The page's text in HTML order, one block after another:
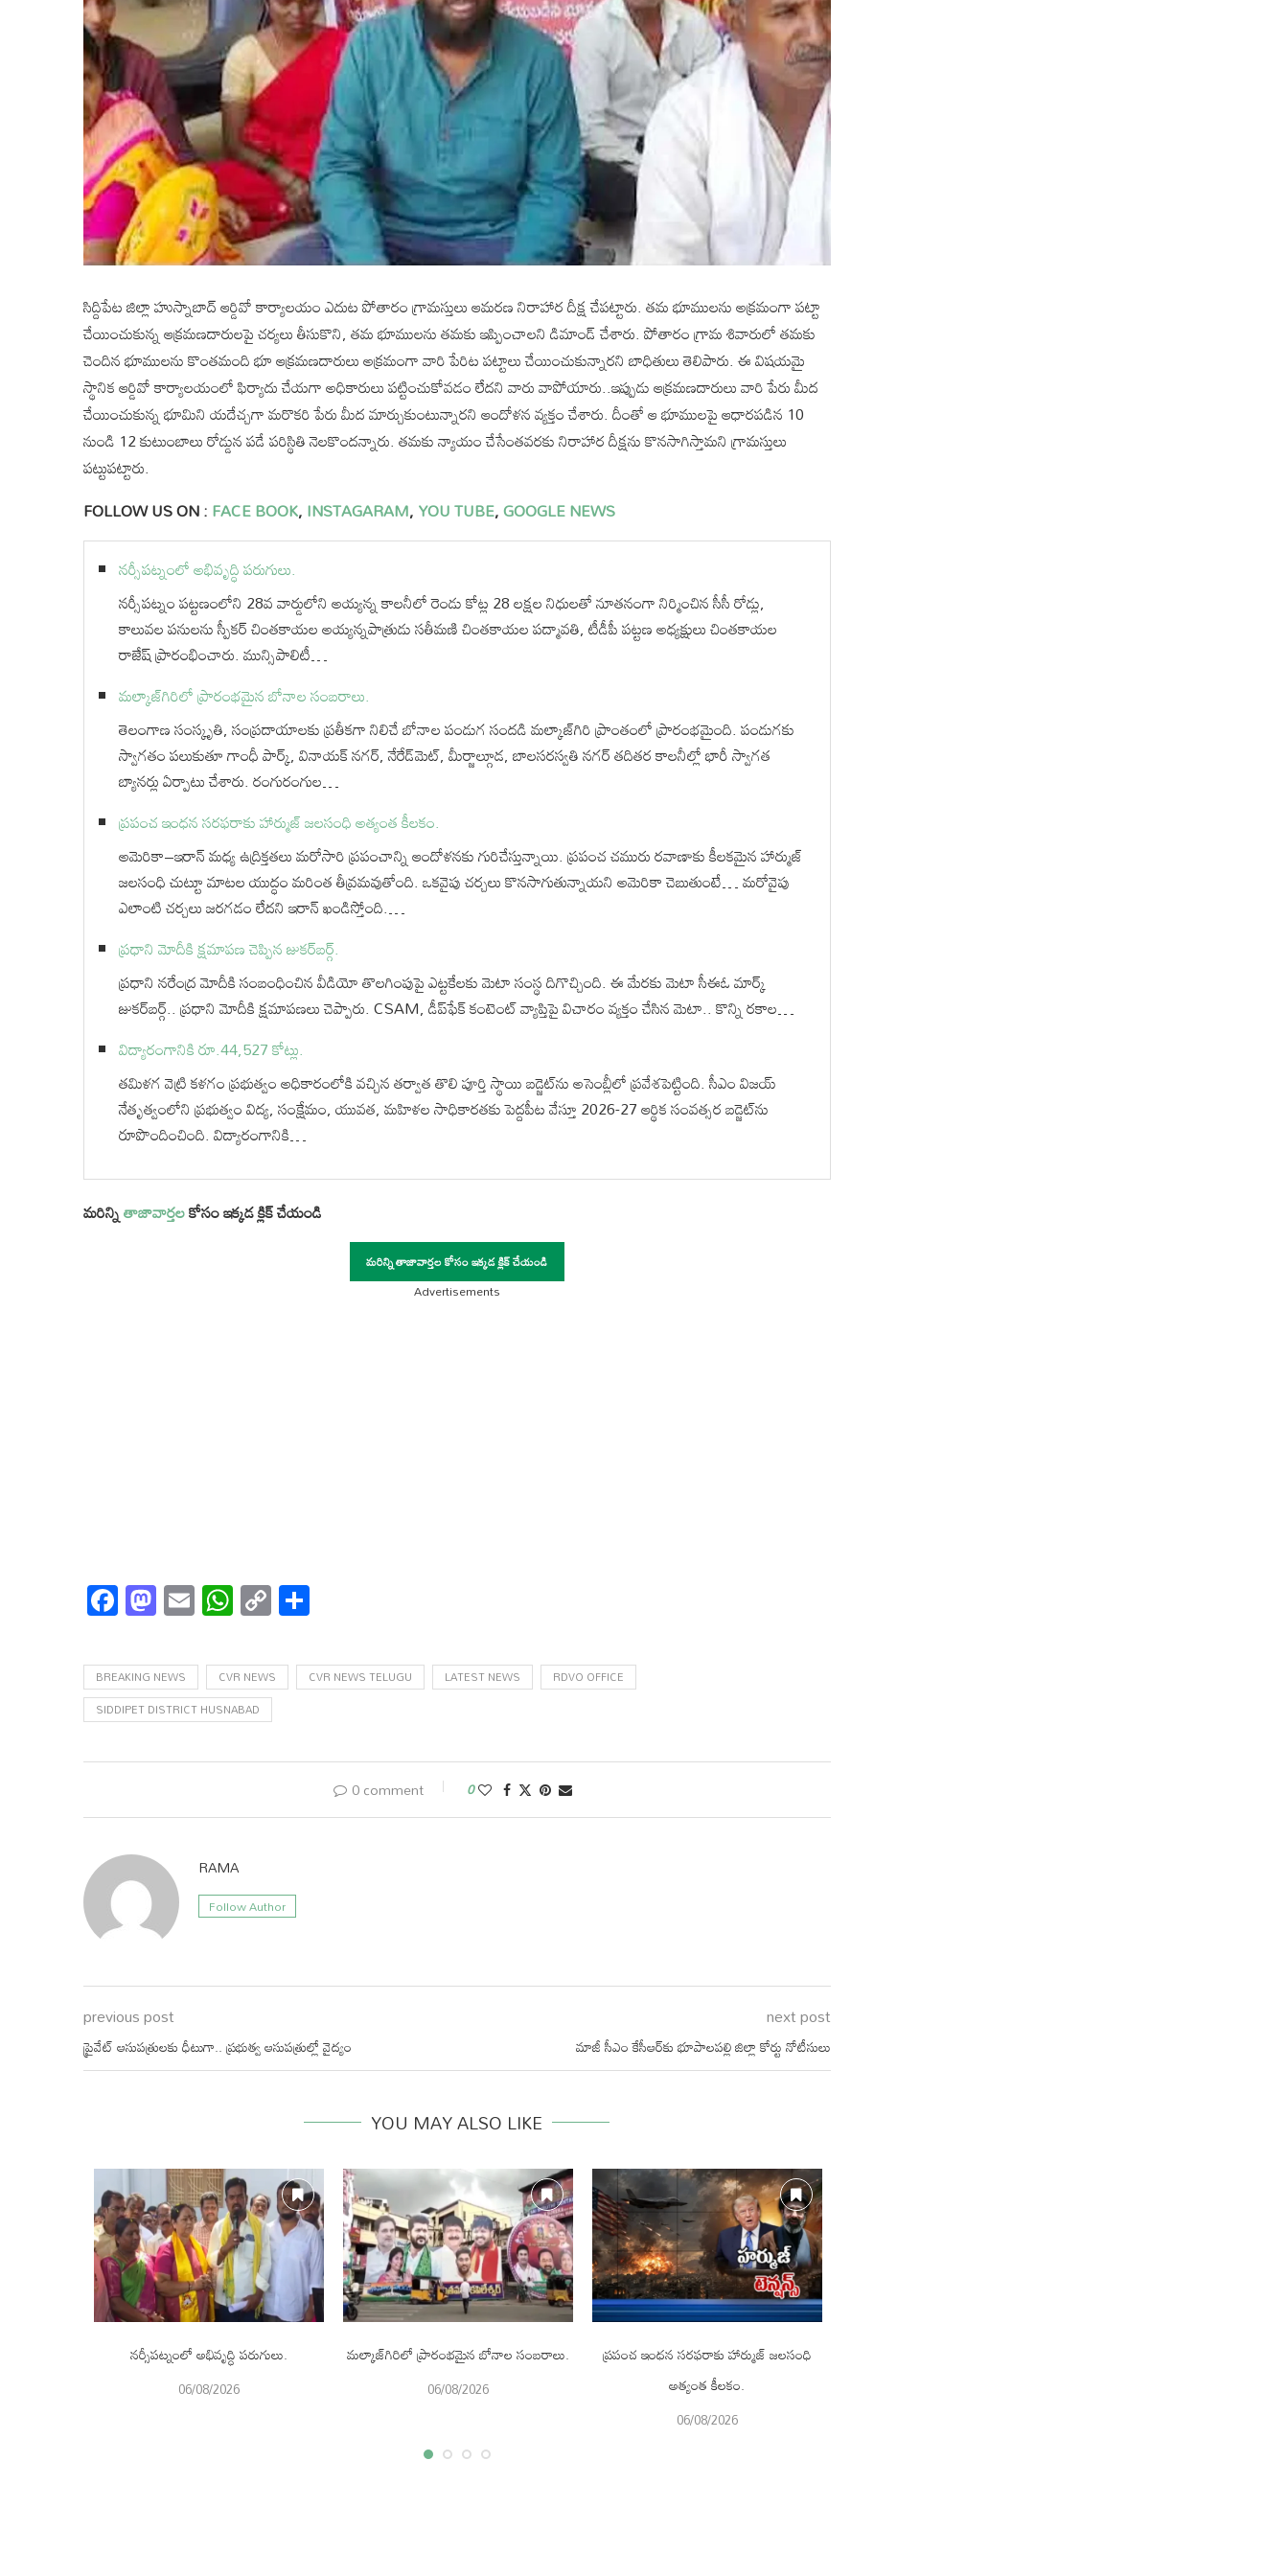
సిద్దిపేట జిల్లా హుస్నాబాద్ ఆర్డివో కార్యాలయం ఎదుట పోతారం గ్రామస్తులు ఆమరణ నిరాహార దీక్ష చేపట్టారు. తమ భూములను అక్రమంగా పట్టా
చేయించుకున్న ఆక్రమణదారులపై చర్యలు తీసుకొని, తమ భూములను తమకు ఇప్పించాలని డిమాండ్ చేశారు. పోతారం గ్రామ శివారులో తమకు
చెందిన భూములను కొంతమంది భూ ఆక్రమణదారులు అక్రమంగా వారి పేరిట పట్టాలు చేయించుకున్నారని బాధితులు తెలిపారు. ఈ విషయమై
స్థానిక ఆర్డివో కార్యాలయంలో ఫిర్యాదు చేయగా అధికారులు పట్టించుకోవడం లేదని వారు వాపోయారు..ఇప్పుడు ఆక్రమణదారులు వారి పేరు మీద
చేయించుకున్న భూమిని యదేచ్చగా మరొకరి పేరు మీద మార్చుకుంటున్నారని ఆందోళన వ్యక్తం చేశారు. దీంతో ఆ భూములపై ఆధారపడిన 10
నుండి 12 కుటుంబాలు రోడ్డున పడే పరిస్థితి నెలకొందన్నారు. తమకు న్యాయం చేసేంతవరకు నిరాహార దీక్షను కొనసాగిస్తామని గ్రామస్తులు
పట్టుపట్టారు.
FOLLOW US ON :FACE BOOK,INSTAGARAM,YOU TUBE,GOOGLE NEWS
నర్సీపట్నంలో అభివృద్ధి పరుగులు.
నర్సీపట్నం పట్టణంలోని 28వ వార్డులోని అయ్యన్న కాలనీలో రెండు కోట్ల 28 లక్షల నిధులతో నూతనంగా నిర్మించిన సీసీ రోడ్లు,
కాలువల పనులను స్పీకర్ చింతకాయల అయ్యన్నపాత్రుడు సతీమణి చింతకాయల పద్మావతి, టీడీపీ పట్టణ అధ్యక్షులు చింతకాయల
రాజేష్ ప్రారంభించారు. మున్సిపాలిటీ…
మల్కాజ్‌గిరిలో ప్రారంభమైన బోనాల సంబరాలు.
తెలంగాణ సంస్కృతి, సంప్రదాయాలకు ప్రతీకగా నిలిచే బోనాల పండుగ సందడి మల్కాజ్‌గిరి ప్రాంతంలో ప్రారంభమైంది. పండుగకు
స్వాగతం పలుకుతూ గాంధీ పార్క్, వినాయక్ నగర్, నేరేడ్‌మెట్, మీర్జాల్గూడ, బాలసరస్వతి నగర్ తదితర కాలనీల్లో భారీ స్వాగత
బ్యానర్లు ఏర్పాటు చేశారు. రంగురంగుల…
ప్రపంచ ఇంధన సరఫరాకు హార్ముజ్ జలసంధి అత్యంత కీలకం.
అమెరికా–ఇరాన్ మధ్య ఉద్రిక్తతలు మరోసారి ప్రపంచాన్ని ఆందోళనకు గురిచేస్తున్నాయి. ప్రపంచ చమురు రవాణాకు కీలకమైన హార్ముజ్
జలసంధి చుట్టూ మాటల యుద్ధం మరింత తీవ్రమవుతోంది. ఒకవైపు చర్చలు కొనసాగుతున్నాయని అమెరికా చెబుతుంటే… మరోవైపు
ఎలాంటి చర్చలు జరగడం లేదని ఇరాన్ ఖండిస్తోంది.…
ప్రధాని మోదీకి క్షమాపణ చెప్పిన జుకర్⁬బర్గ్.
ప్రధాని నరేంద్ర మోదీకి సంబంధించిన వీడియో తొలగింపుపై ఎట్టకేలకు మెటా సంస్థ దిగొచ్చింది. ఈ మేరకు మెటా సీఈఓ మార్క్
జుకర్‌బర్గ్.. ప్రధాని మోదీకి క్షమాపణలు చెప్పారు. CSAM, డీప్‌ఫేక్‌ కంటెంట్‌ వ్యాప్తిపై విచారం వ్యక్తం చేసిన మెటా.. కొన్ని రకాల…
విద్యారంగానికి రూ.44,527 కోట్లు.
తమిళగ వెట్రి కళగం ప్రభుత్వం అధికారంలోకి వచ్చిన తర్వాత తొలి పూర్తి స్థాయి బడ్జెట్‌ను అసెంబ్లీలో ప్రవేశపెట్టింది. సీఎం విజయ్
నేతృత్వంలోని ప్రభుత్వం విద్య, సంక్షేమం, యువత, మహిళల సాధికారతకు పెద్దపీట వేస్తూ 2026-27 ఆర్థిక సంవత్సర బడ్జెట్‌ను
రూపొందించింది. విద్యారంగానికి…
మరిన్నితాజావార్తలకోసం ఇక్కడ క్లిక్ చేయండి
మరిన్ని తాజావార్తల కోసం ఇక్కడ క్లిక్ చేయండి
Advertisements
Facebook
Mastodon
EmailWhatsApp
Copy
Link
BREAKING NEWS CVR NEWS CVR NEWS TELUGU LATEST NEWS
RDVO OFFICE
SIDDIPET DISTRICT HUSNABAD
0 comment 0
RAMA
Follow Author
previous post
ప్రైవేట్ ఆసుపత్రులకు ధీటుగా.. ప్రభుత్వ ఆసుపత్రుల్లో వైద్యం
next post
మాజీ సీఎం కేసీఆర్‌కు భూపాలపల్లి జిల్లా కోర్టు నోటీసులు
YOU MAY ALSO LIKE
నర్సీపట్నంలో అభివృద్ధి పరుగులు.
06/08/2026
మల్కాజ్‌గిరిలో ప్రారంభమైన బోనాల సంబరాలు.
06/08/2026
ప్రపంచ ఇంధన సరఫరాకు హార్ముజ్ జలసంధి
అత్యంత కీలకం.
06/08/2026